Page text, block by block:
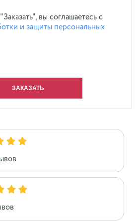
вы соглашаетесь с
и защиты персональных